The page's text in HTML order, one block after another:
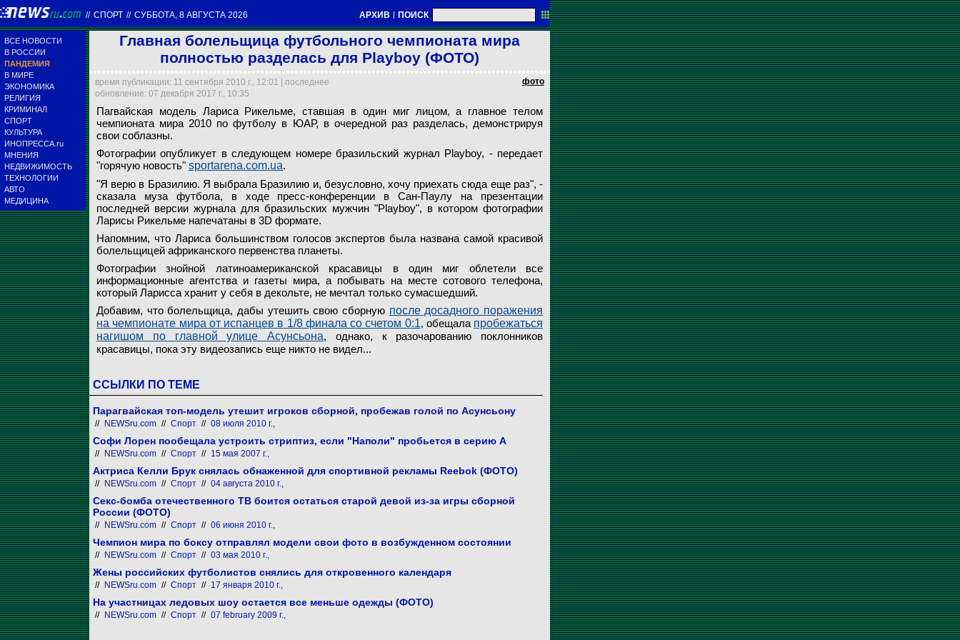
// СПОРТ // СУББОТА, 8 АВГУСТА 2026 АРХИВ | ПОИСК
ВСЕ НОВОСТИ
В РОССИИ
ПАНДЕМИЯ
В МИРЕ
ЭКОНОМИКА
РЕЛИГИЯ
КРИМИНАЛ
СПОРТ
КУЛЬТУРА
ИНОПРЕССА.ru
МНЕНИЯ
НЕДВИЖИМОСТЬ
ТЕХНОЛОГИИ
АВТО
МЕДИЦИНА
Главная болельщица футбольного чемпионата мира
полностью разделась для Playboy (ФОТО)
время публикации: 11 сентября 2010 г., 12:01 | последнее
обновление: 07 декабря 2017 г., 10:35
фото
Пагвайская модель Лариса Рикельме, ставшая в один миг лицом, а главное телом
чемпионата мира 2010 по футболу в ЮАР, в очередной раз разделась, демонстрируя свои
соблазны
Playboy Brasil
Фотографии опубликует в следующем номере бразильский журнал Playboy
Playboy Brasil
Фотографии Ларисы Рикельме напечатаны в 3D формате
Playboy Brasil
Лариса большинством голосов экспертов была названа самой красивой болельщицей
ЧМ-2010
Playboy Brasil
Фотографии знойной латиноамериканской красавицы облетели все информационные
агентства и газеты мира
Playboy Brasil
Пагвайская модель Лариса Рикельме, ставшая в один миг лицом, а главное телом
чемпионата мира 2010 по футболу в ЮАР, в очередной раз разделась, демонстрируя
свои соблазны.
Фотографии опубликует в следующем номере бразильский журнал Playboy, - передает
"горячую новость" sportarena.com.ua.
"Я верю в Бразилию. Я выбрала Бразилию и, безусловно, хочу приехать сюда еще раз", -
сказала муза футбола, в ходе пресс-конференции в Сан-Паулу на презентации
последней версии журнала для бразильских мужчин "Playboy", в котором фотографии
Ларисы Рикельме напечатаны в 3D формате.
Напомним, что Лариса большинством голосов экспертов была названа самой красивой
болельщицей африканского первенства планеты.
Фотографии знойной латиноамериканской красавицы в один миг облетели все
информационные агентства и газеты мира, а побывать на месте сотового телефона,
который Ларисса хранит у себя в декольте, не мечтал только сумасшедший.
Добавим, что болельщица, дабы утешить свою сборную после досадного поражения
на чемпионате мира от испанцев в 1/8 финала со счетом 0:1, обещала пробежаться
нагишом по главной улице Асунсьона, однако, к разочарованию поклонников
красавицы, пока эту видеозапись еще никто не видел...
ССЫЛКИ ПО ТЕМЕ
Парагвайская топ-модель утешит игроков сборной, пробежав голой по Асунсьону
// NEWSru.com // Спорт // 08 июля 2010 г.,
Софи Лорен пообещала устроить стриптиз, если "Наполи" пробьется в серию А
// NEWSru.com // Спорт // 15 мая 2007 г.,
Актриса Келли Брук снялась обнаженной для спортивной рекламы Reebok (ФОТО)
// NEWSru.com // Спорт // 04 августа 2010 г.,
Секс-бомба отечественного ТВ боится остаться старой девой из-за игры сборной
России (ФОТО)
// NEWSru.com // Спорт // 06 июня 2010 г.,
Чемпион мира по боксу отправлял модели свои фото в возбужденном состоянии
// NEWSru.com // Спорт // 03 мая 2010 г.,
Жены российских футболистов снялись для откровенного календаря
// NEWSru.com // Спорт // 17 января 2010 г.,
На участницах ледовых шоу остается все меньше одежды (ФОТО)
// NEWSru.com // Спорт // 07 february 2009 г.,